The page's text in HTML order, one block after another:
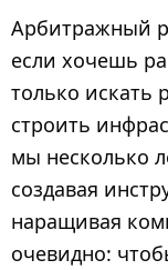
м
с
я
ц
е
в
н
а
Арбитражный
если хочешь
только искать
строить
мы несколько
создавая
наращивая
очевидно: